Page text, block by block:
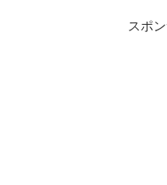
スポ